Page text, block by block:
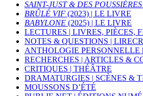
SAINT-JUST & DES POUSSIÈRES
BRÛLÉ VIF (2023) | LE LIVRE
BABYLONE (2025) | LE LIVRE
LECTURES | LIVRES, PIÈCES,
NOTES & QUESTIONS |
ANTHOLOGIE PERSONNELLE
RECHERCHES | ARTICLES &
CRITIQUES | THÉÂTRE
DRAMATURGIES | SCÈNES &
MOUSSONS D’ÉTÉ